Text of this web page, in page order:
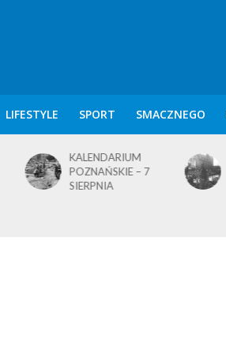
LIFESTYLE SPORT SMACZNEGO
KALENDARIUM
POZNAŃSKIE – 7
SIERPNIA